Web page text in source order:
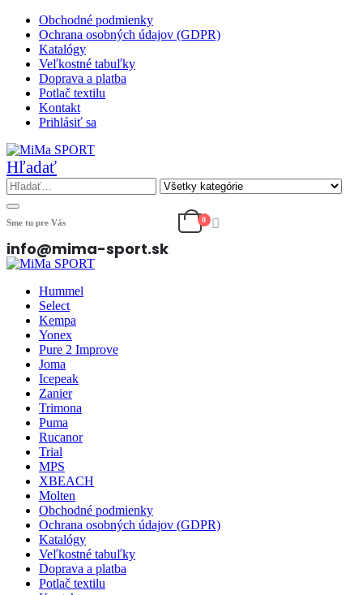
Obchodné podmienky
Ochrana osobných údajov (GDPR)
Katalógy
Veľkostné tabuľky
Doprava a platba
Potlač textilu
Kontakt
Prihlásiť sa
Hľadať
Sme tu pre Vás
info@mima-sport.sk
0
Hummel
Select
Kempa
Yonex
Pure 2 Improve
Joma
Icepeak
Zanier
Trimona
Puma
Rucanor
Trial
MPS
XBEACH
Molten
Obchodné podmienky
Ochrana osobných údajov (GDPR)
Katalógy
Veľkostné tabuľky
Doprava a platba
Potlač textilu